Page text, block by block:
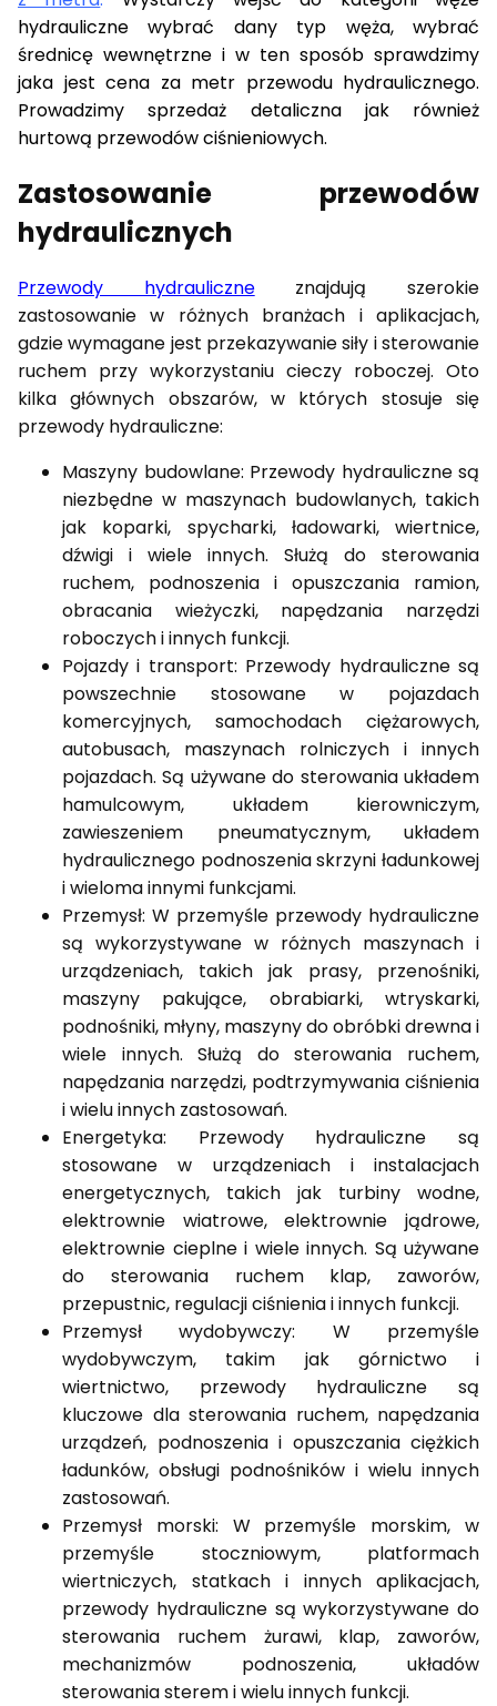
hydrauliczne wybrać dany typ węża, wybrać
średnicę wewnętrzne i w ten sposób sprawdzimy
jaka jest cena za metr przewodu hydraulicznego.
Prowadzimy sprzedaż detaliczna jak również
hurtową przewodów ciśnieniowych.
Zastosowanie przewodów
hydraulicznych
Przewody hydrauliczneznajdują szerokie
zastosowanie w różnych branżach i aplikacjach,
gdzie wymagane jest przekazywanie siły i sterowanie
ruchem przy wykorzystaniu cieczy roboczej. Oto
kilka głównych obszarów, w których stosuje się
przewody hydrauliczne:
Maszyny budowlane: Przewody hydrauliczne są
niezbędne w maszynach budowlanych, takich
jak koparki, spycharki, ładowarki, wiertnice,
dźwigi i wiele innych. Służą do sterowania
ruchem, podnoszenia i opuszczania ramion,
obracania wieżyczki, napędzania narzędzi
roboczych i innych funkcji.
Pojazdy i transport: Przewody hydrauliczne są
powszechnie stosowane w pojazdach
komercyjnych, samochodach ciężarowych,
autobusach, maszynach rolniczych i innych
pojazdach. Są używane do sterowania układem
hamulcowym, układem kierowniczym,
zawieszeniem pneumatycznym, układem
hydraulicznego podnoszenia skrzyni ładunkowej
i wieloma innymi funkcjami.
Przemysł: W przemyśle przewody hydrauliczne
są wykorzystywane w różnych maszynach i
urządzeniach, takich jak prasy, przenośniki,
maszyny pakujące, obrabiarki, wtryskarki,
podnośniki, młyny, maszyny do obróbki drewna i
wiele innych. Służą do sterowania ruchem,
napędzania narzędzi, podtrzymywania ciśnienia
i wielu innych zastosowań.
Energetyka: Przewody hydrauliczne są
stosowane w urządzeniach i instalacjach
energetycznych, takich jak turbiny wodne,
elektrownie wiatrowe, elektrownie jądrowe,
elektrownie cieplne i wiele innych. Są używane
do sterowania ruchem klap, zaworów,
przepustnic, regulacji ciśnienia i innych funkcji.
Przemysł wydobywczy: W przemyśle
wydobywczym, takim jak górnictwo i
wiertnictwo, przewody hydrauliczne są
kluczowe dla sterowania ruchem, napędzania
urządzeń, podnoszenia i opuszczania ciężkich
ładunków, obsługi podnośników i wielu innych
zastosowań.
Przemysł morski: W przemyśle morskim, w
przemyśle stoczniowym, platformach
wiertniczych, statkach i innych aplikacjach,
przewody hydrauliczne są wykorzystywane do
sterowania ruchem żurawi, klap, zaworów,
mechanizmów podnoszenia, układów
sterowania sterem i wielu innych funkcji.